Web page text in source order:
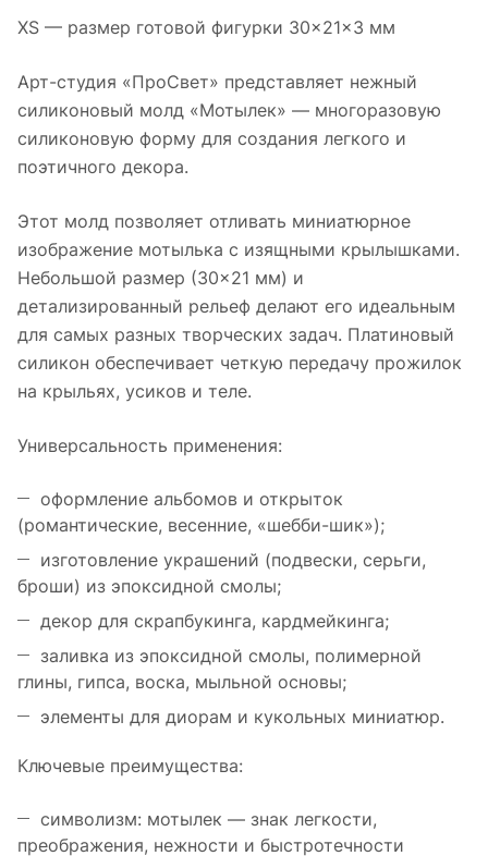
XS — размер готовой фигурки 30×21×3 мм
Арт-студия «ПроСвет» представляет нежный
силиконовый молд «Мотылек» — многоразовую
силиконовую форму для создания легкого и
поэтичного декора.
Этот молд позволяет отливать миниатюрное
изображение мотылька с изящными крылышками.
Небольшой размер (30×21 мм) и
детализированный рельеф делают его идеальным
для самых разных творческих задач. Платиновый
силикон обеспечивает четкую передачу прожилок
на крыльях, усиков и теле.
Универсальность применения:
оформление альбомов и открыток
(романтические, весенние, «шебби-шик»);
изготовление украшений (подвески, серьги,
броши) из эпоксидной смолы;
декор для скрапбукинга, кардмейкинга;
заливка из эпоксидной смолы, полимерной
глины, гипса, воска, мыльной основы;
элементы для диорам и кукольных миниатюр.
Ключевые преимущества:
символизм: мотылек — знак легкости,
преображения, нежности и быстротечности